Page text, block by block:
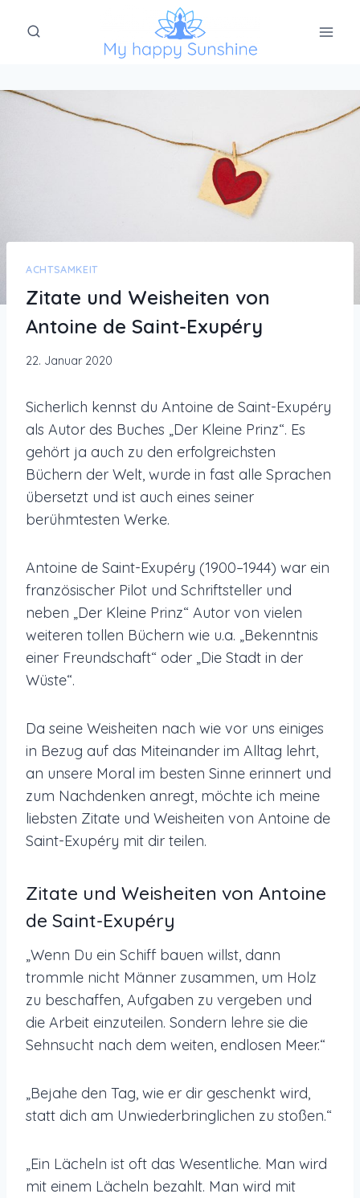
Inhalt
ACHTSAMKEIT
Zitate und Weisheiten von
Antoine de Saint-Exupéry
22. Januar 2020
Sicherlich kennst du Antoine de Saint-Exupéry
als Autor des Buches „Der Kleine Prinz“. Es
gehört ja auch zu den erfolgreichsten
Büchern der Welt, wurde in fast alle Sprachen
übersetzt und ist auch eines seiner
berühmtesten Werke.
Antoine de Saint-Exupéry (1900–1944) war ein
französischer Pilot und Schriftsteller und
neben „Der Kleine Prinz“ Autor von vielen
weiteren tollen Büchern wie u.a. „Bekenntnis
einer Freundschaft“ oder „Die Stadt in der
Wüste“.
Da seine Weisheiten nach wie vor uns einiges
in Bezug auf das Miteinander im Alltag lehrt,
an unsere Moral im besten Sinne erinnert und
zum Nachdenken anregt, möchte ich meine
liebsten Zitate und Weisheiten von Antoine de
Saint-Exupéry mit dir teilen.
Zitate und Weisheiten von Antoine
de Saint-Exupéry
„Wenn Du ein Schiff bauen willst, dann
trommle nicht Männer zusammen, um Holz
zu beschaffen, Aufgaben zu vergeben und
die Arbeit einzuteilen. Sondern lehre sie die
Sehnsucht nach dem weiten, endlosen Meer.“
„Bejahe den Tag, wie er dir geschenkt wird,
statt dich am Unwiederbringlichen zu stoßen.“
„Ein Lächeln ist oft das Wesentliche. Man wird
mit einem Lächeln bezahlt. Man wird mit